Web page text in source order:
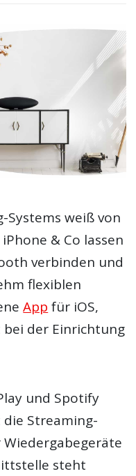
Systems weiß von
& Co lassen
verbinden und
flexiblen
App für iOS,
bei der Einrichtung
und Spotify
Streaming-
steht